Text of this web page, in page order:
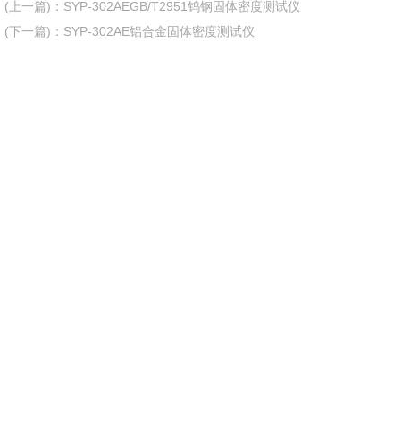
(上一篇) ： SYP-302AEGB/T2951钨钢固体密度测试仪
(下一篇) ： SYP-302AE铝合金固体密度测试仪